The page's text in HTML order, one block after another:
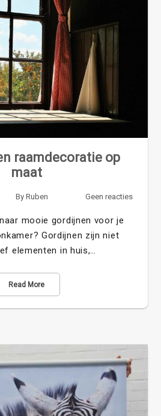
raamdecoratie op
maat
By Ruben Geen reacties
mooie gordijnen voor je
Gordijnen zijn niet
elementen in huis,…
Read More